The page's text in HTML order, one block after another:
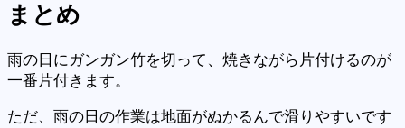
まとめ
雨の日にガンガン竹を切って、焼きながら片付けるのが
一番片付きます。
ただ、雨の日の作業は地面がぬかるんで滑りやすいです